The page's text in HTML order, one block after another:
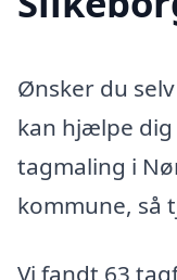
Ønsker du
kan hjælpe
tagmaling i
kommune, så
Vi fandt 63